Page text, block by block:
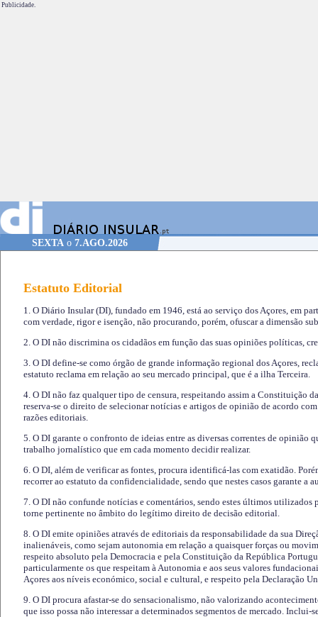
Publicidade.
SEXTA o 7.AGO.2026
Estatuto Editorial
1. O Diário Insular (DI), fundado em 1946, está ao serviço dos Açores, em
com verdade, rigor e isenção, não procurando, porém, ofuscar a dimensão
2. O DI não discrimina os cidadãos em função das suas opiniões políticas,
3. O DI define-se como órgão de grande informação regional dos Açores,
estatuto reclama em relação ao seu mercado principal, que é a ilha Terceira.
4. O DI não faz qualquer tipo de censura, respeitando assim a Constituição
reserva-se o direito de selecionar notícias e artigos de opinião de acordo
razões editoriais.
5. O DI garante o confronto de ideias entre as diversas correntes de opinião
trabalho jornalístico que em cada momento decidir realizar.
6. O DI, além de verificar as fontes, procura identificá-las com exatidão.
recorrer ao estatuto da confidencialidade, sendo que nestes casos garante a
7. O DI não confunde notícias e comentários, sendo estes últimos utilizados
torne pertinente no âmbito do legítimo direito de decisão editorial.
8. O DI emite opiniões através de editoriais da responsabilidade da sua
inalienáveis, como sejam autonomia em relação a quaisquer forças ou
respeito absoluto pela Democracia e pela Constituição da República
particularmente os que respeitam à Autonomia e aos seus valores
Açores aos níveis económico, social e cultural, e respeito pela Declaração
9. O DI procura afastar-se do sensacionalismo, não valorizando
que isso possa não interessar a determinados segmentos de mercado.